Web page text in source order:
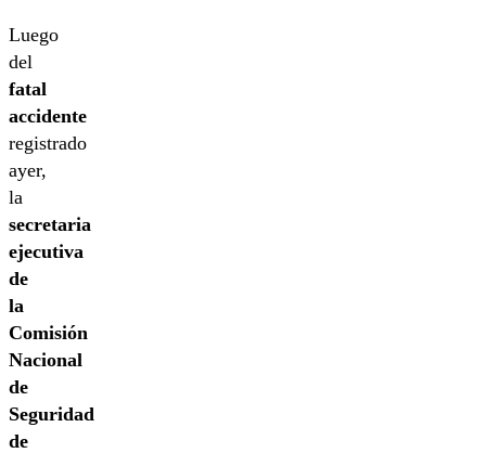
Luego
del
fatal
accidente
registrado
ayer,
la
secretaria
ejecutiva
de
la
Comisión
Nacional
de
Seguridad
de